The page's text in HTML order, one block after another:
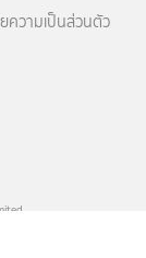
ความเป็นส่วนตัว